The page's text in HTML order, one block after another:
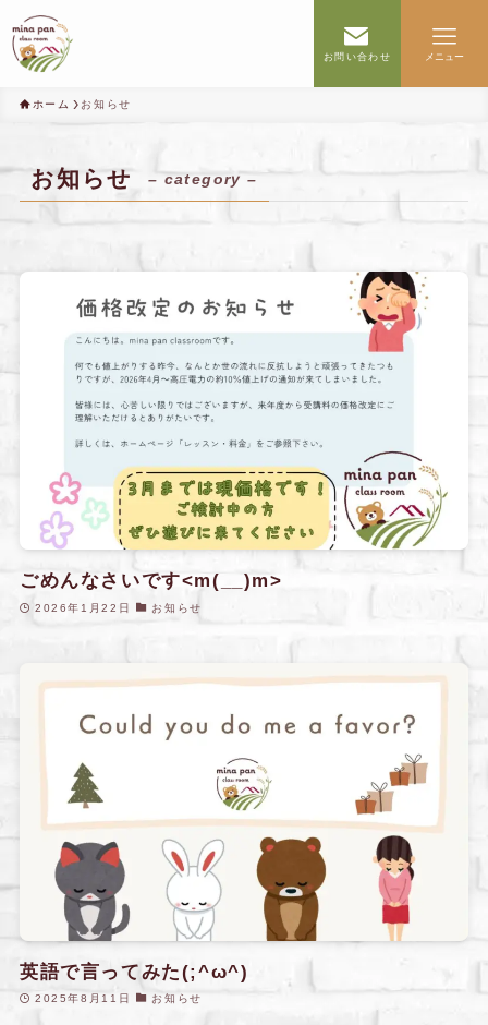
お問い合わせ メニュー
ホーム お知らせ
お知らせ – category –
ごめんなさいです<m(__)m>
2026年1月22日 お知らせ
英語で言ってみた(;^ω^)
2025年8月11日 お知らせ